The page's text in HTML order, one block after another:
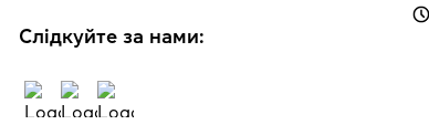
Cлідкуйте за нами: